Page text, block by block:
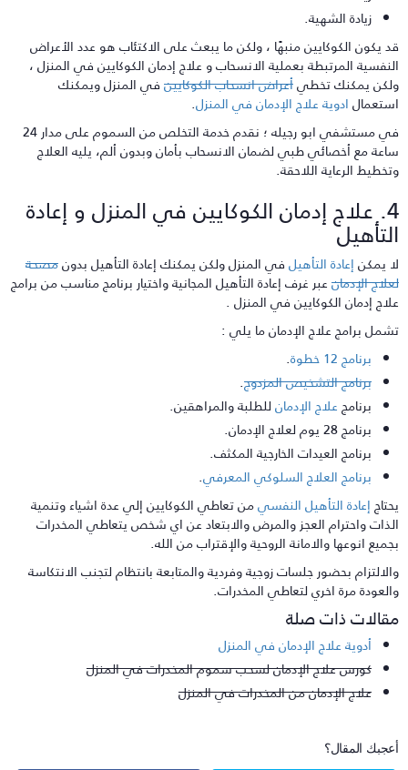
زيادة الشهية.
يكون الكوكايين منبهًا ، ولكن ما يبعث على الاكتئاب هو عدد الأعراض
المرتبطة بعملية الانسحاب و علاج إدمان الكوكايين في المنزل ،
يمكنك تخطيأعراض انسحاب الكوكايينفي المنزل ويمكنك
ادوية علاج الإدمان في المنزل.
في مستشفي ابو رجيله ؛ نقدم خدمة التخلص من السموم على مدار 24
مع أخصائي طبي لضمان الانسحاب بأمان وبدون ألم، يليه العلاج
الرعاية اللاحقة.
4. علاج إدمان الكوكايين في المنزل و إعادة
يمكنإعادة التأهيلفي المنزل ولكن يمكنك إعادة التأهيل بدونمصحة
الإدمانعبر غرف إعادة التأهيل المجانية واختيار برنامج مناسب من برامج
إدمان الكوكايين في المنزل .
برامج علاج الإدمان ما يلي :
برنامج 12 خطوة
.
برنامج التشخيص المزدوج.
برنامجعلاج الإدمانللطلبة والمراهقين.
برنامج 28 يوم لعلاج الإدمان.
برنامج العيدات الخارجية المكثف.
برنامج العلاج السلوكي المعرفي.
إعادة التأهيل النفسيمن تعاطي الكوكايين إلي عدة اشياء وتنمية
واحترام العجز والمرض والابتعاد عن اي شخص يتعاطي المخدرات
انوعها والامانة الروحية والإقتراب من الله.
بحضور جلسات زوجية وفردية والمتابعة بانتظام لتجنب الانتكاسة
مرة اخري لتعاطي المخدرات.
ذات صلة
أدوية علاج الإدمان في المنزل
كورس علاج الإدمان لسحب سموم المخدرات في المنزل
علاج الإدمان من المخدرات في المنزل
المقال؟